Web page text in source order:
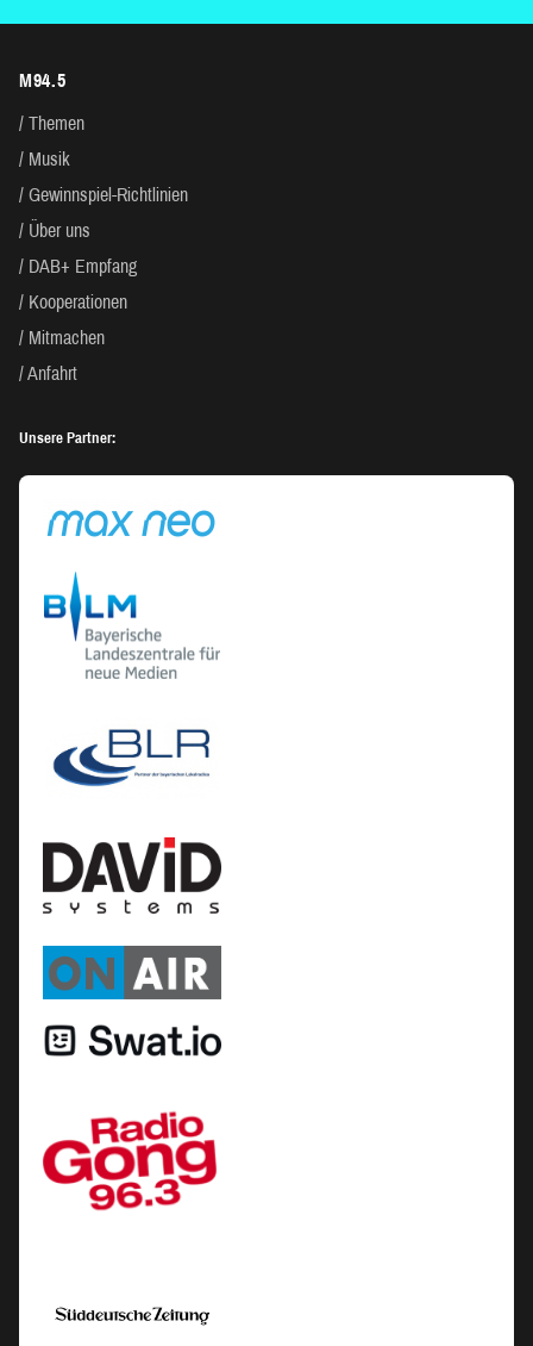
M94.5
Themen
Musik
Gewinnspiel-Richtlinien
Über uns
DAB+ Empfang
Kooperationen
Mitmachen
Anfahrt
Unsere Partner: